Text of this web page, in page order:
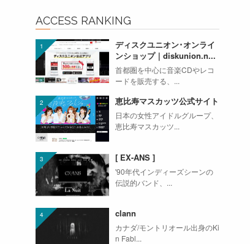
ACCESS RANKING
ディスクユニオン･オンライ
ンショップ｜diskunion.n...
首都圏を中心に音楽CDやレコ
ードを販売する、...
恵比寿マスカッツ公式サイト
日本の女性アイドルグループ、
恵比寿マスカッツ...
[ EX-ANS ]
'90年代インディーズシーンの
伝説的バンド、...
clann
カナダ/モントリオール出身のKi
n Fabl...